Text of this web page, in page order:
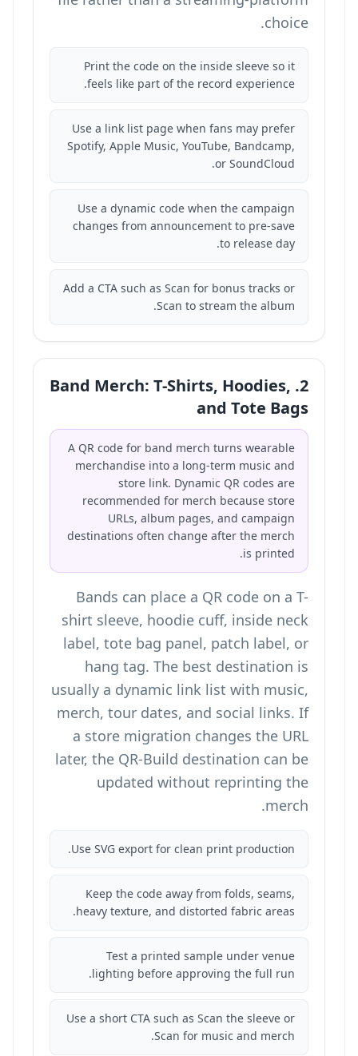
choice.
Print the code on the inside sleeve so it
feels like part of the record experience.
Use a link list page when fans may prefer
Spotify, Apple Music, YouTube, Bandcamp,
or SoundCloud.
Use a dynamic code when the campaign
changes from announcement to pre-save
to release day.
Add a CTA such as Scan for bonus tracks or
Scan to stream the album.
2. Band Merch: T-Shirts, Hoodies,
and Tote Bags
A QR code for band merch turns wearable
merchandise into a long-term music and
store link. Dynamic QR codes are
recommended for merch because store
URLs, album pages, and campaign
destinations often change after the merch
is printed.
Bands can place a QR code on a T-
shirt sleeve, hoodie cuff, inside neck
label, tote bag panel, patch label, or
hang tag. The best destination is
usually a dynamic link list with music,
merch, tour dates, and social links. If
a store migration changes the URL
later, the QR-Build destination can be
updated without reprinting the
merch.
Use SVG export for clean print production.
Keep the code away from folds, seams,
heavy texture, and distorted fabric areas.
Test a printed sample under venue
lighting before approving the full run.
Use a short CTA such as Scan the sleeve or
Scan for music and merch.